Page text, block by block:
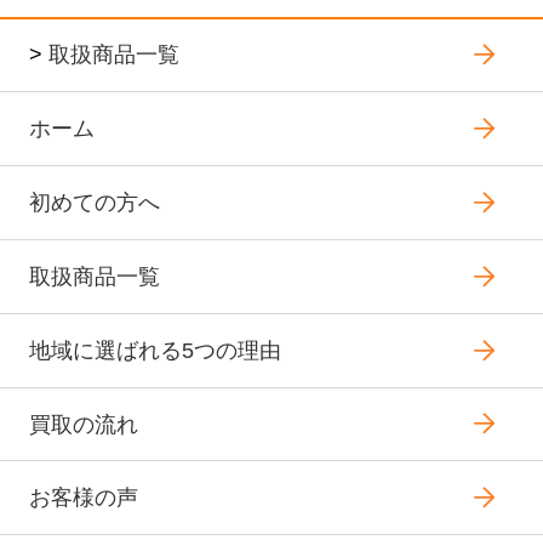
> 取扱商品一覧
ホーム
初めての方へ
取扱商品一覧
地域に選ばれる5つの理由
買取の流れ
お客様の声